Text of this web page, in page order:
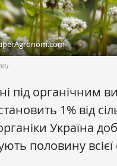
під органічним
1% від
Україна
половину всієї